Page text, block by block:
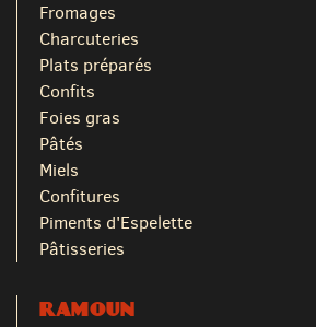
Fromages
Charcuteries
Plats préparés
Confits
Foies gras
Pâtés
Miels
Confitures
Piments d'Espelette
Pâtisseries
RAMOUN